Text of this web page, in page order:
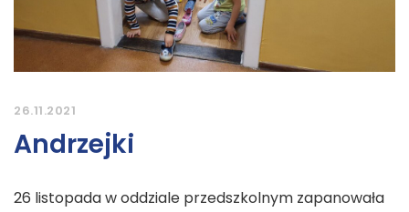
26.11.2021
Andrzejki
26 listopada w oddziale przedszkolnym zapanowała